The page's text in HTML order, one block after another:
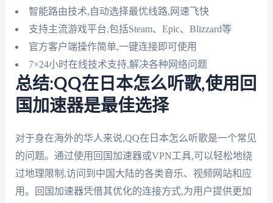
智能路由技术,自动选择最优线路,网速飞快
支持主流游戏平台,包括Steam、Epic、Blizzard等
官方客户端操作简单,一键连接即可使用
7×24小时在线技术支持,解决各种网络问题
总结:QQ在日本怎么听歌,使用回
国加速器是最佳选择
对于身在海外的华人来说,QQ在日本怎么听歌是一个常见
的问题。通过使用回国加速器或VPN工具,可以轻松地绕
过地理限制,访问到中国大陆的各类音乐、视频网站和应
用。回国加速器凭借其优化的连接方式,为用户提供更加